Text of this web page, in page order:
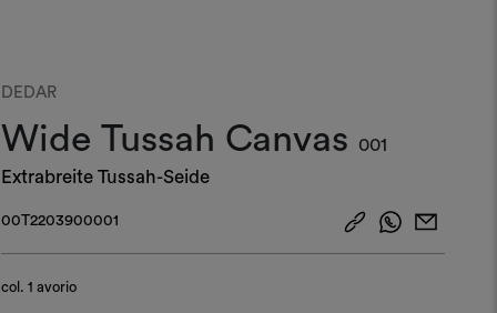
DEDAR
Wide Tussah Canvas
001
Extrabreite Tussah-Seide
00T2203900001
col. 1 avorio